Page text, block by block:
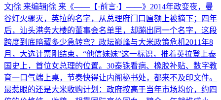
文|徐 来编辑|徐 来《——【·前言·】——》2014年政变夜，曼
谷灯火骤灭，英拉的名字，从总理府门口匾额上被摘下；四年
后，汕头港务大楼的董事会名单里，却蹦出同一个名字，这段
跨度到底暗藏多少急转弯？政坛巅峰与大米政策危机2011年8
月，大选计票刚结束，“他信妹妹”这一标识，推着英拉登上泰
国史上，首位女总理的位置。30泰铢看病、橡胶补贴、数字教
育一口气端上桌，节奏快得让内阁秘书处，都来不及印文件。
最惹眼的还是大米收购计划：政府按高于当年市场均价，约四